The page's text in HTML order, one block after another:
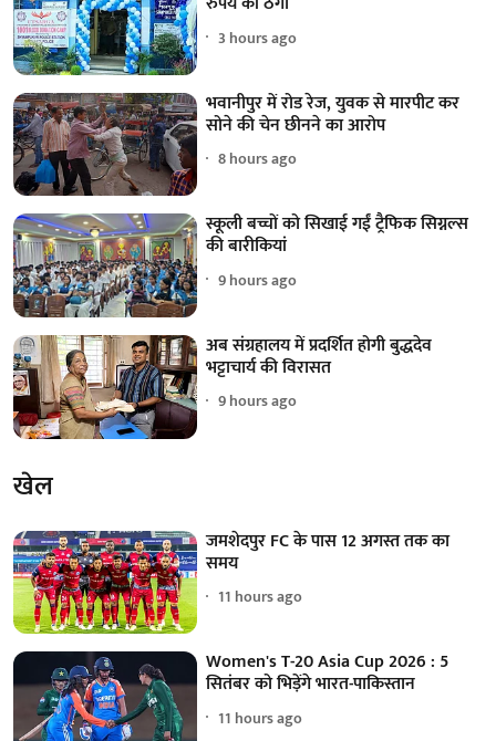
3 hours ago
भवानीपुर में रोड रेज, युवक से मारपीट कर
सोने की चेन छीनने का आरोप
8 hours ago
स्कूली बच्चों को सिखाई गईं ट्रैफिक सिग्नल्स
की बारीकियां
9 hours ago
अब संग्रहालय में प्रदर्शित होगी बुद्धदेव
भट्टाचार्य की विरासत
9 hours ago
खेल
जमशेदपुर FC के पास 12 अगस्त तक का
समय
11 hours ago
Women's T-20 Asia Cup 2026 : 5
सितंबर को भिड़ेंगे भारत-पाकिस्तान
11 hours ago